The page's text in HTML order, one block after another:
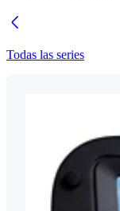
Todas las series